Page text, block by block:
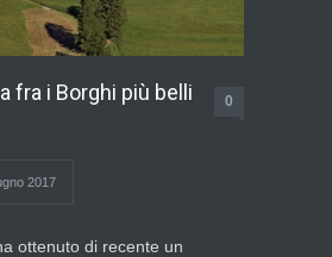
fra i Borghi più belli
0
2017
ottenuto di recente un